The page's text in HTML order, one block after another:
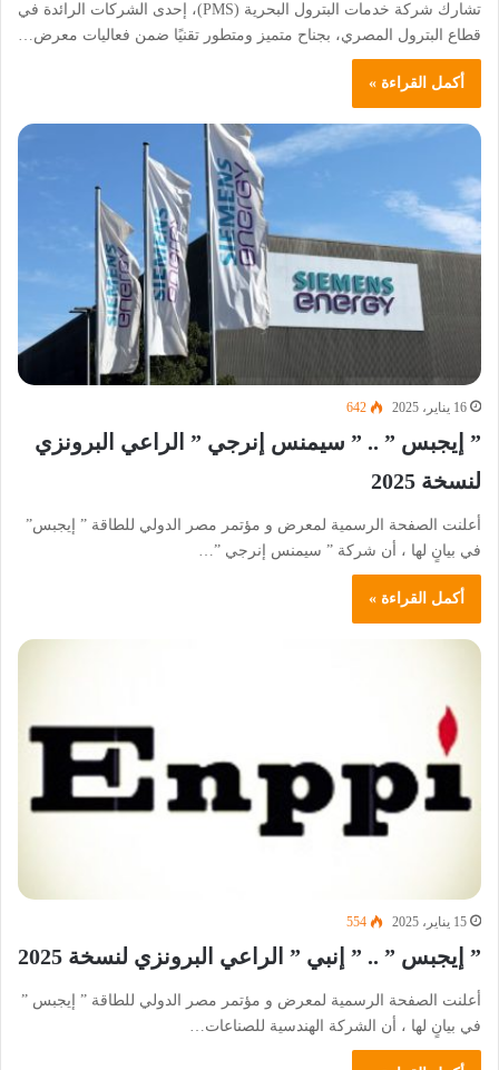
تشارك شركة خدمات البترول البحرية (PMS)، إحدى الشركات الرائدة في
قطاع البترول المصري، بجناح متميز ومتطور تقنيًا ضمن فعاليات معرض…
أكمل القراءة »
16 يناير، 2025 642
” إيجبس ” .. ” سيمنس إنرجي ” الراعي البرونزي
لنسخة 2025
أعلنت الصفحة الرسمية لمعرض و مؤتمر مصر الدولي للطاقة ” إيجبس”
في بيانٍ لها ، أن شركة ” سيمنس إنرجي ”…
أكمل القراءة »
15 يناير، 2025 554
” إيجبس ” .. ” إنبي ” الراعي البرونزي لنسخة 2025
أعلنت الصفحة الرسمية لمعرض و مؤتمر مصر الدولي للطاقة ” إيجبس ”
في بيانٍ لها ، أن الشركة الهندسية للصناعات…